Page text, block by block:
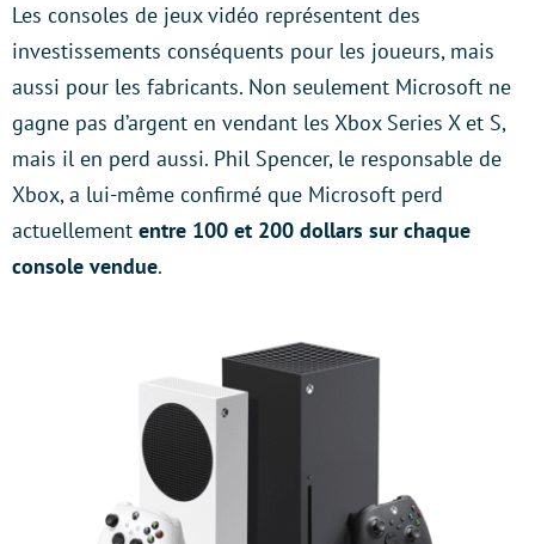
Les consoles de jeux vidéo représentent des
investissements conséquents pour les joueurs, mais
aussi pour les fabricants. Non seulement Microsoft ne
gagne pas d’argent en vendant les Xbox Series X et S,
mais il en perd aussi. Phil Spencer, le responsable de
Xbox, a lui-même confirmé que Microsoft perd
actuellement entre 100 et 200 dollars sur chaque
console vendue.